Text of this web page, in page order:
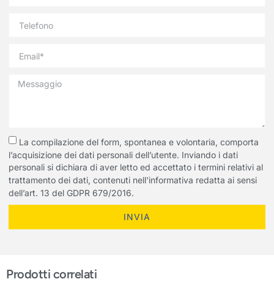
La compilazione del form, spontanea e volontaria, comporta
l’acquisizione dei dati personali dell’utente. Inviando i dati
personali si dichiara di aver letto ed accettato i termini relativi al
trattamento dei dati, contenuti nell'informativa redatta ai sensi
dell’art. 13 del GDPR 679/2016.
INVIA
Prodotti correlati